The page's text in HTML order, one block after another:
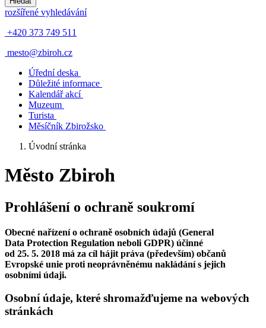
rozšířené vyhledávání
+420 373 749 511
mesto@zbiroh.cz
Úřední deska
Důležité informace
Kalendář akcí
Muzeum
Turista
Měsíčník Zbirožsko
Úvodní stránka
Město Zbiroh
Prohlášení o ochraně soukromí
Obecné nařízení o ochraně osobních údajů (General
Data Protection Regulation neboli GDPR) účinné
od 25. 5. 2018 má za cíl hájit práva (především) občanů
Evropské unie proti neoprávněnému nakládání s jejich
osobními údaji.
Osobní údaje, které shromažďujeme na webových
stránkách